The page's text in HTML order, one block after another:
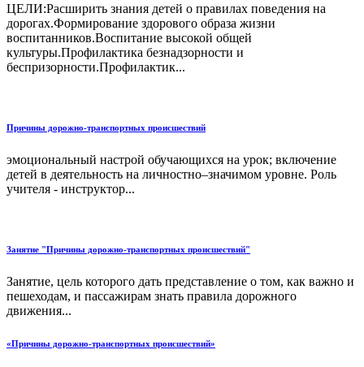
ЦЕЛИ:Расширить знания детей о правилах поведения на
дорогах.Формирование здорового образа жизни
воспитанников.Воспитание высокой общей
культуры.Профилактика безнадзорности и
беспризорности.Профилактик...
Причины дорожно-транспортных происшествий
эмоциональный настрой обучающихся на урок; включение
детей в деятельность на личностно–значимом уровне. Роль
учителя - инструктор...
Занятие "Причины дорожно-транспортных происшествий"
Занятие, цель которого дать представление о том, как важно и
пешеходам, и пассажирам знать правила дорожного
движения...
«Причины дорожно-транспортных происшествий»